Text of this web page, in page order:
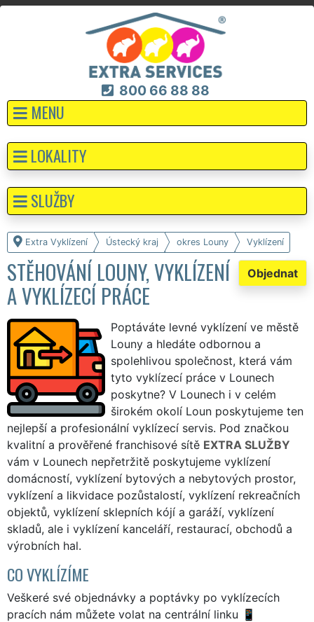
800 66 88 88
MENU
Extra Vyklízení Ústecký kraj okres Louny Vyklízení
Objednat
STĚHOVÁNÍ LOUNY, VYKLÍZENÍ
A VYKLÍZECÍ PRÁCE
Poptáváte levné vyklízení ve městě
Louny a hledáte odbornou a
spolehlivou společnost, která vám
tyto vyklízecí práce v Lounech
poskytne? V Lounech i v celém
širokém okolí Loun poskytujeme ten
nejlepší a profesionální vyklízecí servis. Pod značkou
kvalitní a prověřené franchisové sítě EXTRA SLUŽBY
vám v Lounech nepřetržitě poskytujeme vyklízení
domácností, vyklízení bytových a nebytových prostor,
vyklízení a likvidace pozůstalostí, vyklízení rekreačních
objektů, vyklízení sklepních kójí a garáží, vyklízení
skladů, ale i vyklízení kanceláří, restaurací, obchodů a
výrobních hal.
CO VYKLÍZÍME
Veškeré své objednávky a poptávky po vyklízecích
pracích nám můžete volat na centrální linku
LOKALITY
SLUŽBY